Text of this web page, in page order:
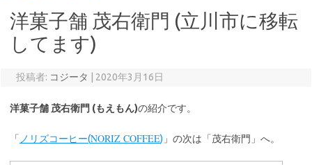
洋菓子舗 茂右衛門 (立川市に移転
してます)
投稿者: コジータ 2020年3月16日
洋菓子舗 茂右衛門 (もえもん)の紹介です。
「 ノリズコーヒー(NORIZ COFFEE) 」の次は「茂右衛門」へ。